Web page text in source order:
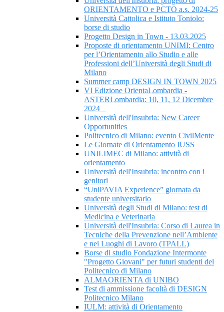
ORIENTAMENTO e PCTO a.s. 2024-25
Università Cattolica e Istituto Toniolo:
borse di studio
Progetto Design in Town - 13.03.2025
Proposte di orientamento UNIMI: Centro
per l’Orientamento allo Studio e alle
Professioni dell’Università degli Studi di
Milano
Summer camp DESIGN IN TOWN 2025
VI Edizione OrientaLombardia -
ASTERLombardia: 10, 11, 12 Dicembre
2024
Università dell'Insubria: New Career
Opportunities
Politecnico di Milano: evento CivilMente
Le Giornate di Orientamento IUSS
UNILIMEC di Milano: attività di
orientamento
Università dell'Insubria: incontro con i
genitori
“UniPAVIA Experience” giornata da
studente universitario
Università degli Studi di Milano: test di
Medicina e Veterinaria
Università dell'Insubria: Corso di Laurea in
Tecniche della Prevenzione nell’Ambiente
e nei Luoghi di Lavoro (TPALL)
Borse di studio Fondazione Intermonte
"Progetto Giovani" per futuri studenti del
Politecnico di Milano
ALMAORIENTA di UNIBO
Test di ammissione facoltà di DESIGN
Politecnico Milano
IULM: attività di Orientamento